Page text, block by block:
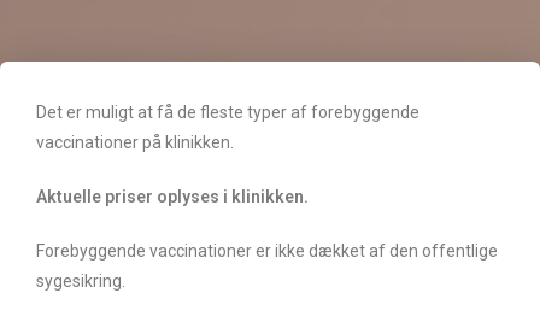
Det er muligt at få de fleste typer af forebyggende
vaccinationer på klinikken.
Aktuelle priser oplyses i klinikken.
Forebyggende vaccinationer er ikke dækket af den offentlige
sygesikring.